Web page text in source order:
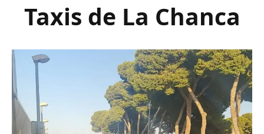
Taxis de La Chanca